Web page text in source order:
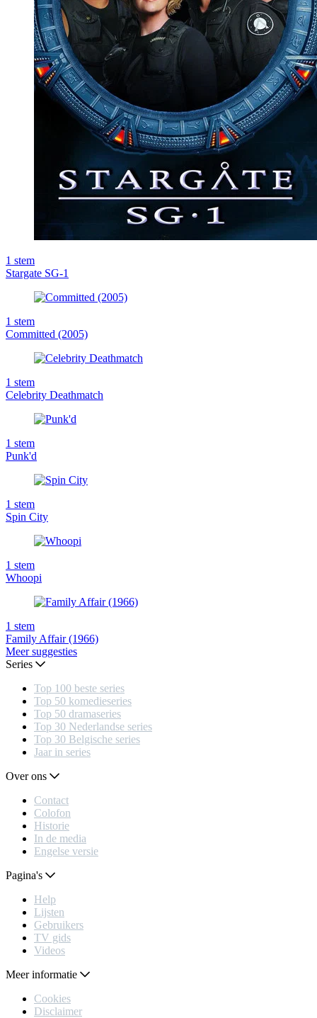
1 stem
Stargate SG-1
1 stem
Committed (2005)
1 stem
Celebrity Deathmatch
1 stem
Punk'd
1 stem
Spin City
1 stem
Whoopi
1 stem
Family Affair (1966)
Meer suggesties
Series
Top 100 beste series
Top 50 komedieseries
Top 50 dramaseries
Top 30 Nederlandse series
Top 30 Belgische series
Jaar in series
Over ons
Contact
Colofon
Historie
In de media
Engelse versie
Pagina's
Help
Lijsten
Gebruikers
TV gids
Videos
Meer informatie
Cookies
Disclaimer